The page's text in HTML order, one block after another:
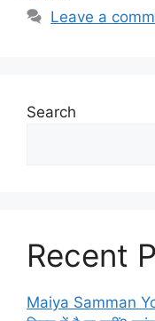
Leave a
Search
Recent
Maiya Samman